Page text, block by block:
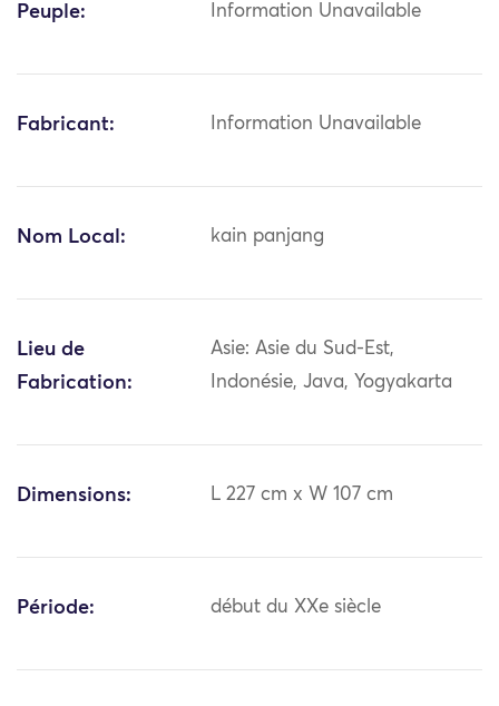
Peuple: Information Unavailable
Fabricant: Information Unavailable
Nom Local: kain panjang
Lieu de
Fabrication:
Asie: Asie du Sud-Est,
Indonésie, Java, Yogyakarta
Dimensions: L 227 cm x W 107 cm
Période: début du XXe siècle